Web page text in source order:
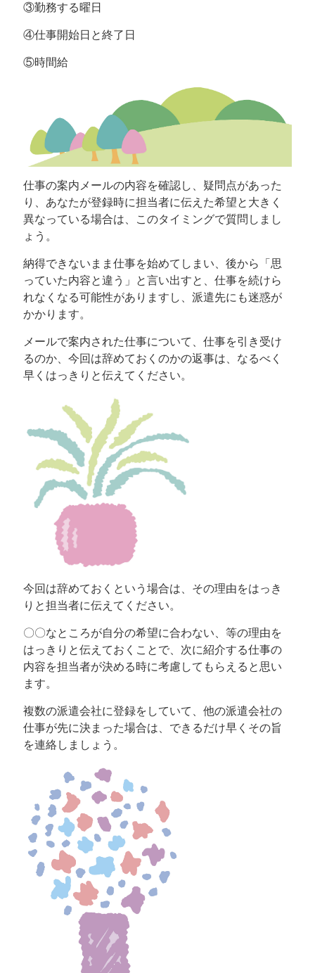
③勤務する曜日
④仕事開始日と終了日
⑤時間給
仕事の案内メールの内容を確認し、疑問点があった
り、あなたが登録時に担当者に伝えた希望と大きく
異なっている場合は、このタイミングで質問しまし
ょう。
納得できないまま仕事を始めてしまい、後から「思
っていた内容と違う」と言い出すと、仕事を続けら
れなくなる可能性がありますし、派遣先にも迷惑が
かかります。
メールで案内された仕事について、仕事を引き受け
るのか、今回は辞めておくのかの返事は、なるべく
早くはっきりと伝えてください。
今回は辞めておくという場合は、その理由をはっき
りと担当者に伝えてください。
〇〇なところが自分の希望に合わない、等の理由を
はっきりと伝えておくことで、次に紹介する仕事の
内容を担当者が決める時に考慮してもらえると思い
ます。
複数の派遣会社に登録をしていて、他の派遣会社の
仕事が先に決まった場合は、できるだけ早くその旨
を連絡しましょう。